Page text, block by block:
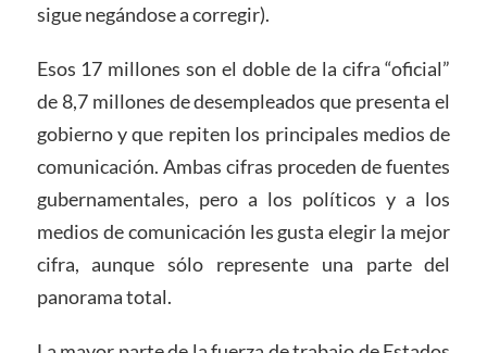
sigue negándose a corregir).
Esos 17 millones son el doble de la cifra “oficial”
de 8,7 millones de desempleados que presenta el
gobierno y que repiten los principales medios de
comunicación. Ambas cifras proceden de fuentes
gubernamentales, pero a los políticos y a los
medios de comunicación les gusta elegir la mejor
cifra, aunque sólo represente una parte del
panorama total.